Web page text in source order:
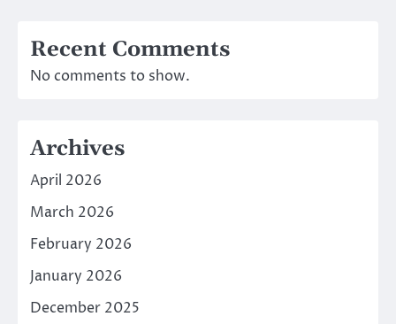
Recent Comments
No comments to show.
Archives
April 2026
March 2026
February 2026
January 2026
December 2025